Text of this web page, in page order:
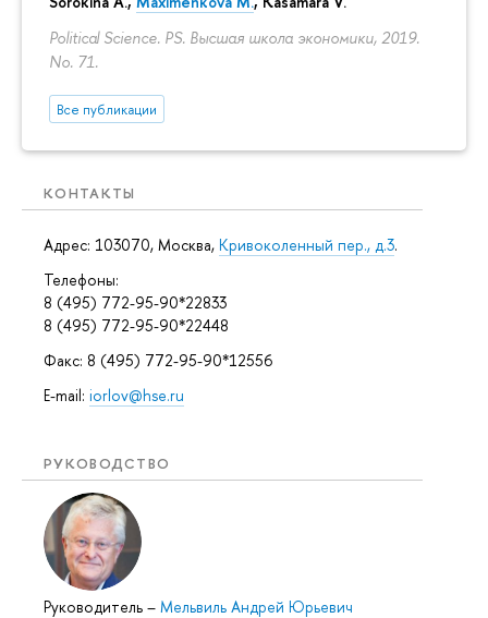
Political Science. PS. Высшая школа экономики, 2019.
No. 71.
Все публикации
КОНТАКТЫ
Адрес: 103070, Москва, Кривоколенный пер., д.3.
Телефоны:
8 (495) 772-95-90*22833
8 (495) 772-95-90*22448
Факс: 8 (495) 772-95-90*12556
E-mail: iorlov@hse.ru
РУКОВОДСТВО
Руководитель – Мельвиль Андрей Юрьевич